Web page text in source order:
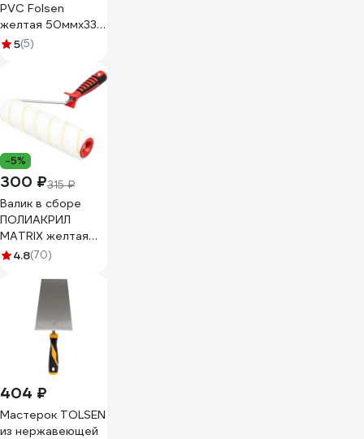
PVC Folsen
желтая 50ммx33м
0243350
5(5)
-5%
300 ₽315 ₽
Валик в сборе
ПОЛИАКРИЛ
MATRIX желтая
полоса с
250мм, ворс 12мм,
D 48мм, Dруч.6 мм
4.8(70)
404 ₽
Мастерок TOLSEN
из нержавеющей